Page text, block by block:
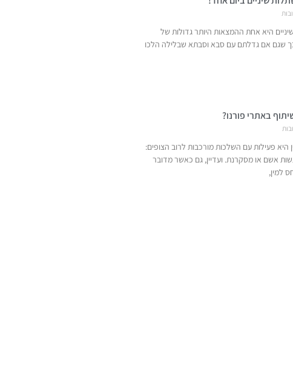
היא אחת ההמצאות היותר גדולות של
שגם אם גדלתם עם סבא וסבתא שבלילה הלכו
באתרי פורנו?
היא פעילות עם השלכות מורכבות לרוב הצופים:
אשם או מסקרנת. ועדיין, גם כאשר מדובר
למין,